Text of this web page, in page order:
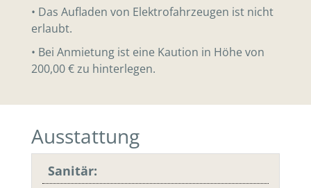
• Das Aufladen von Elektrofahrzeugen ist nicht
erlaubt.
• Bei Anmietung ist eine Kaution in Höhe von
200,00 € zu hinterlegen.
Ausstattung
Sanitär: